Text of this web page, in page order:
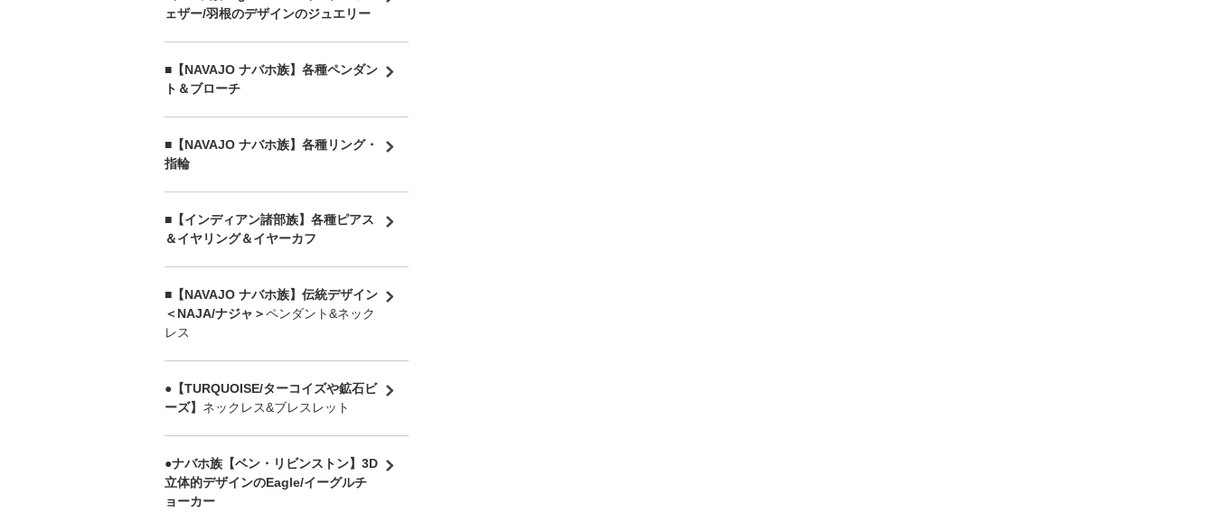
ェザー/羽根のデザインのジュエリー
■【NAVAJO ナバホ族】各種ペンダン
ト＆ブローチ
■【NAVAJO ナバホ族】各種リング・
指輪
■【インディアン諸部族】各種ピアス
＆イヤリング＆イヤーカフ
■【NAVAJO ナバホ族】伝統デザイン
＜NAJA/ナジャ＞ペンダント&ネック
レス
●【TURQUOISE/ターコイズや鉱石ビ
ーズ】 ネックレス&ブレスレット
●ナバホ族【ベン・リビンストン】3D
立体的デザインのEagle/イーグルチ
ョーカー